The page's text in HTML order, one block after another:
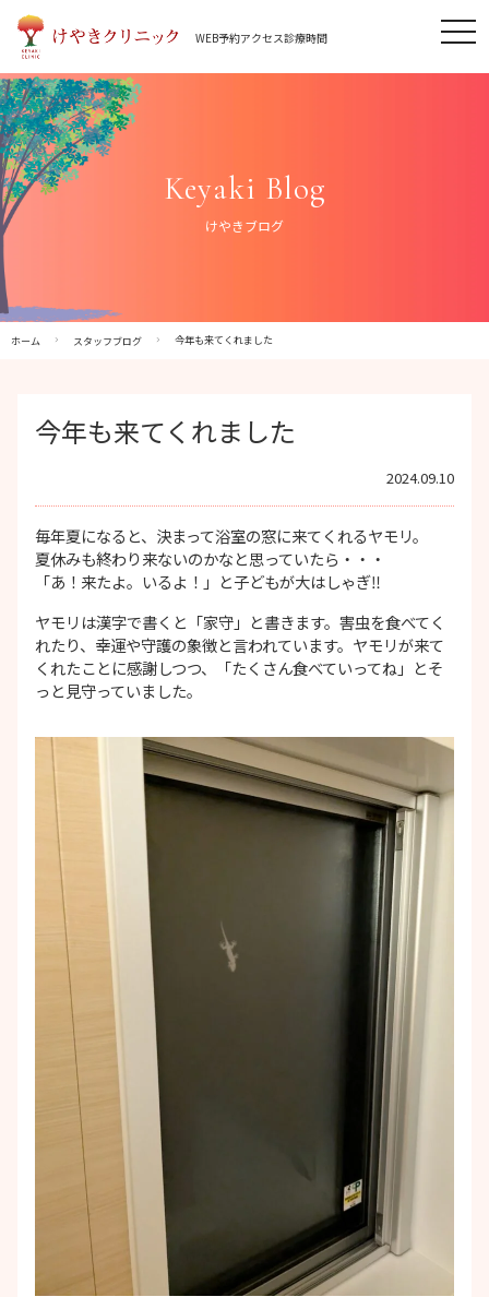
Skip
content
WEB予約アクセス診療時間
Keyaki Blog
けやきブログ
ホーム スタッフブログ 今年も来てくれました
今年も来てくれました
2024.09.10
毎年夏になると、決まって浴室の窓に来てくれるヤモリ。
夏休みも終わり来ないのかなと思っていたら・・・
「あ！来たよ。いるよ！」と子どもが大はしゃぎ‼
ヤモリは漢字で書くと「家守」と書きます。害虫を食べてく
れたり、幸運や守護の象徴と言われています。ヤモリが来て
くれたことに感謝しつつ、「たくさん食べていってね」とそ
っと見守っていました。